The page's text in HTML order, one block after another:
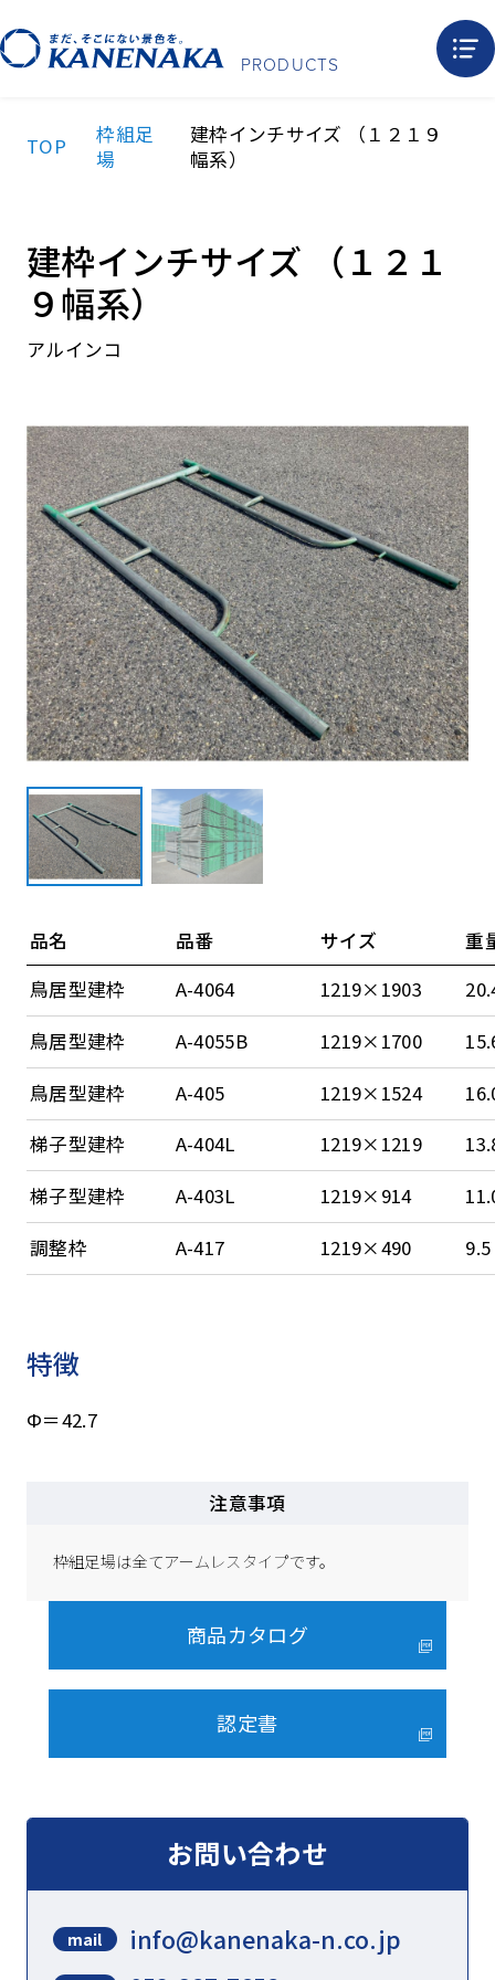
PRODUCTS
TOP
枠組⾜
場
建枠インチサイズ （１２１９
幅系）
建枠インチサイズ （１２１
９幅系）
アルインコ
品名 品番 サイズ
重
鳥居型建枠
A-4064 1219×1903
鳥居型建枠
A-4055B 1219×1700
鳥居型建枠
A-405 1219×1524
梯子型建枠
A-404L 1219×1219
梯子型建枠
A-403L 1219×914
調整枠
A-417 1219×490 9.5
特徴
Ф＝42.7
注意事項
枠組足場は全てアームレスタイプです。
商品カタログ
認定書
お問い合わせ
mail info@kanenaka-n.co.jp